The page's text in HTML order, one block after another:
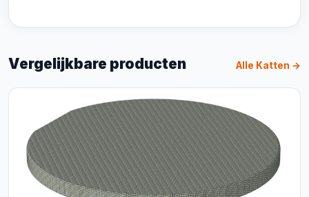
Vergelijkbare producten Alle Katten →